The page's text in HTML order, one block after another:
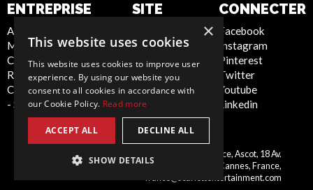
ENTREPRISE
About Us
Meet the Team
Contact Us
Report Abuse
Compliance Statement
- Seafarers
SITE
Privacy Policy
Cookie Policy
Artist Sign Up
Terms and
Conditions
Sitemap
CONNECTER
Facebook
Instagram
Pinterest
Twitter
Youtube
Linkedin
Scarlett Entertainment France, Ascot, 18 Av.
Montrose, 06400 Cannes, France,
france@scarlettentertainment.com
×
This website uses cookies
This website uses cookies to improve user
experience. By using our website you
consent to all cookies in accordance with
our Cookie Policy. Read more
ACCEPT ALL DECLINE ALL
SHOW DETAILS